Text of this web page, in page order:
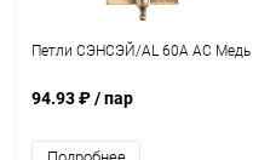
Петли СЭНСЭЙ/AL 60A AC Медь
94.93 ₽/ пар